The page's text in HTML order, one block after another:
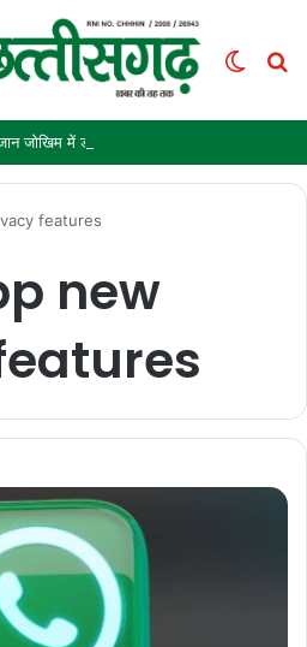
Switch
features
new